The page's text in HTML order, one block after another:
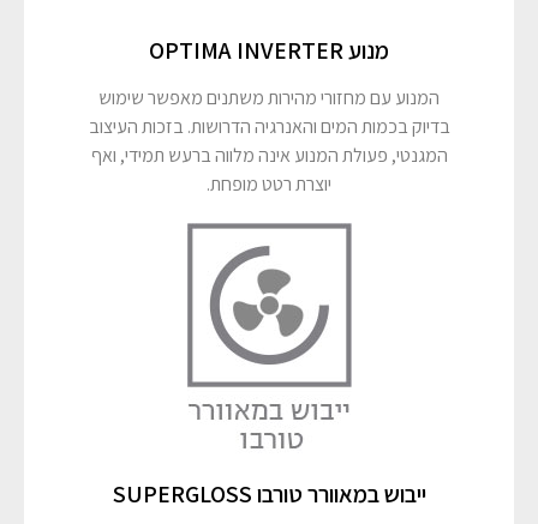
מנוע OPTIMA INVERTER
המנוע עם מחזורי מהירות משתנים מאפשר שימוש
בדיוק בכמות המים והאנרגיה הדרושות. בזכות העיצוב
המגנטי, פעולת המנוע אינה מלווה ברעש תמידי, ואף
יוצרת רטט מופחת.
ייבוש במאוורר טורבו SUPERGLOSS